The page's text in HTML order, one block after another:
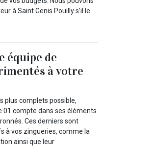
à Saint Genis Pouilly s’il le
équipe de
à votre
plus complets possible,
01 compte dans ses éléments
Ces derniers sont
à vos zingueries, comme la
ainsi que leur